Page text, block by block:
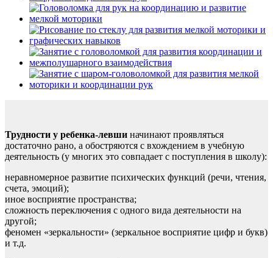
Трудности у ребенка-левши начинают проявляться
достаточно рано, а обостряются с вхождением в учебную
деятельность (у многих это совпадает с поступления в школу):
неравномерное развитие психических функций (речи, чтения,
счета, эмоций);
иное восприятие пространства;
сложность переключения с одного вида деятельности на
другой;
феномен «зеркальности» (зеркальное восприятие цифр и букв)
и т.д.